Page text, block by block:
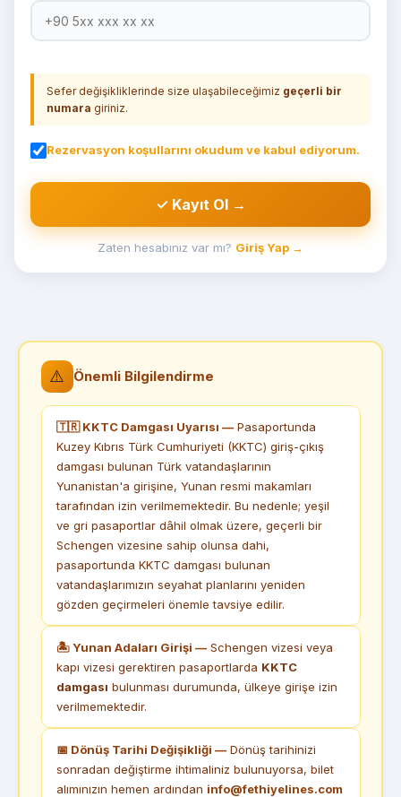
Sefer değişikliklerinde size ulaşabileceğimiz geçerli bir
numara giriniz.
Rezervasyon koşullarını okudum ve kabul ediyorum.
✓ Kayıt Ol →
Zaten hesabınız var mı? Giriş Yap →
⚠️ Önemli Bilgilendirme
🇹🇷 KKTC Damgası Uyarısı —Pasaportunda
Kuzey Kıbrıs Türk Cumhuriyeti (KKTC) giriş-çıkış
damgası bulunan Türk vatandaşlarının
Yunanistan'a girişine, Yunan resmi makamları
tarafından izin verilmemektedir. Bu nedenle; yeşil
ve gri pasaportlar dâhil olmak üzere, geçerli bir
Schengen vizesine sahip olunsa dahi,
pasaportunda KKTC damgası bulunan
vatandaşlarımızın seyahat planlarını yeniden
gözden geçirmeleri önemle tavsiye edilir.
🏝 Yunan Adaları Girişi —Schengen vizesi veya
kapı vizesi gerektiren pasaportlarda KKTC
damgası bulunması durumunda, ülkeye girişe izin
verilmemektedir.
📅 Dönüş Tarihi Değişikliği —Dönüş tarihinizi
sonradan değiştirme ihtimaliniz bulunuyorsa, bilet
alımınızın hemen ardından info@fethiyelines.com